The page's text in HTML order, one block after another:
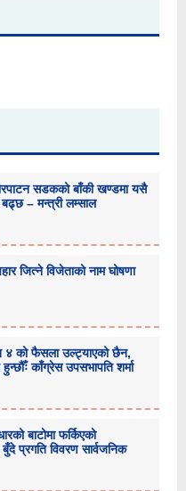
सडकको बाँकी खण्डमा यसै
बढ्छ – मन्त्री लम्साल
जित्ने विजेताको नाम घोषणा
४ को फैसला उल्ट्याएको छैन,
काँग्रेस उपसभापति शर्मा
बाटोमा फर्किएको
प्रगति विवरण सार्वजनिक